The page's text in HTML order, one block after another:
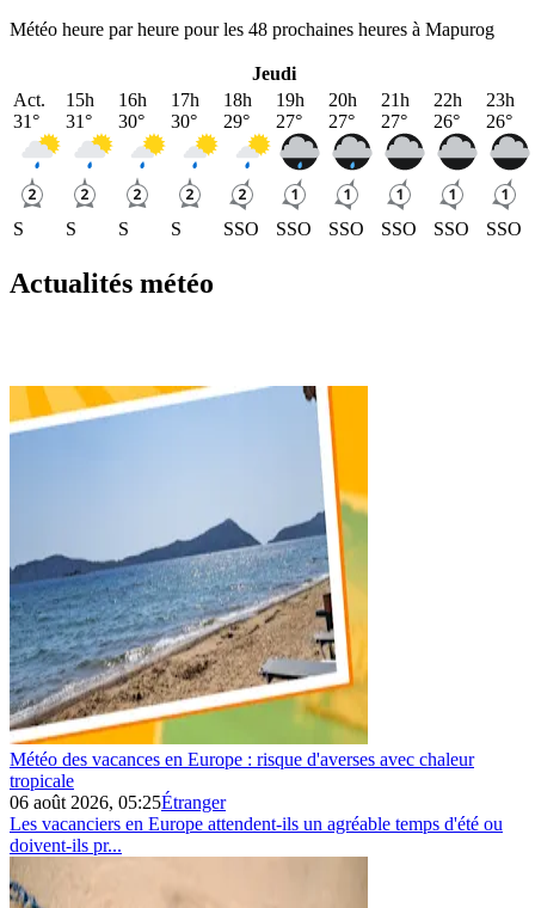
Météo heure par heure pour les 48 prochaines heures à Mapurog
Jeudi
Act.
31°
S
15h
31°
S
16h
30°
S
17h
30°
S
18h
29°
SSO
19h
27°
SSO
20h
27°
SSO
21h
27°
SSO
22h
26°
SSO
23h
26°
SSO
Actualités météo
Météo des vacances en Europe : risque d'averses avec chaleur
tropicale
06 août 2026, 05:25Étranger
Les vacanciers en Europe attendent-ils un agréable temps d'été ou
doivent-ils pr...